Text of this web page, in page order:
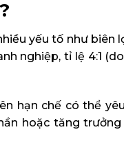
yếu tố như
nghiệp, tỉ lệ 4:1
hạn chế có thể
hoặc tăng